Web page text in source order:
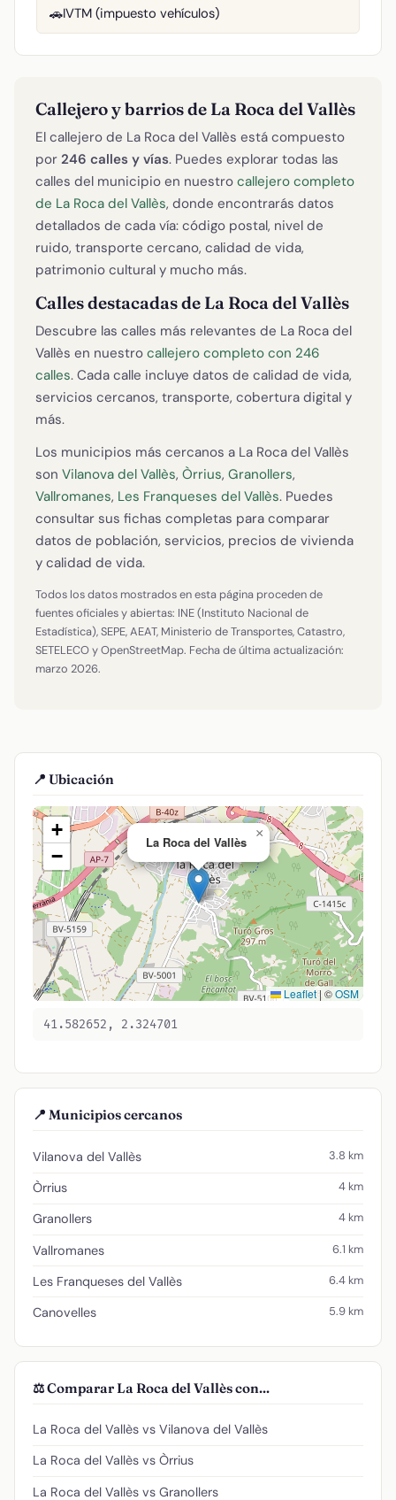
🚗IVTM (impuesto vehículos)
Callejero y barrios de La Roca del Vallès
El callejero de La Roca del Vallès está compuesto
por 246 calles y vías. Puedes explorar todas las
calles del municipio en nuestro callejero completo
de La Roca del Vallès, donde encontrarás datos
detallados de cada vía: código postal, nivel de
ruido, transporte cercano, calidad de vida,
patrimonio cultural y mucho más.
Calles destacadas de La Roca del Vallès
Descubre las calles más relevantes de La Roca del
Vallès en nuestro callejero completo con 246
calles. Cada calle incluye datos de calidad de vida,
servicios cercanos, transporte, cobertura digital y
más.
Los municipios más cercanos a La Roca del Vallès
son Vilanova del Vallès, Òrrius, Granollers,
Vallromanes, Les Franqueses del Vallès. Puedes
consultar sus fichas completas para comparar
datos de población, servicios, precios de vivienda
y calidad de vida.
Todos los datos mostrados en esta página proceden de
fuentes oficiales y abiertas: INE (Instituto Nacional de
Estadística), SEPE, AEAT, Ministerio de Transportes, Catastro,
SETELECO y OpenStreetMap. Fecha de última actualización:
marzo 2026.
📍 Ubicación
La Roca del Vallès
×
+
−
Leaflet|©OSM
41.582652, 2.324701
📍 Municipios cercanos
Vilanova del Vallès 3.8 km
Òrrius 4 km
Granollers 4 km
Vallromanes 6.1 km
Les Franqueses del Vallès 6.4 km
Canovelles 5.9 km
⚖️ Comparar La Roca del Vallès con...
La Roca del Vallès vs Vilanova del Vallès
La Roca del Vallès vs Òrrius
La Roca del Vallès vs Granollers